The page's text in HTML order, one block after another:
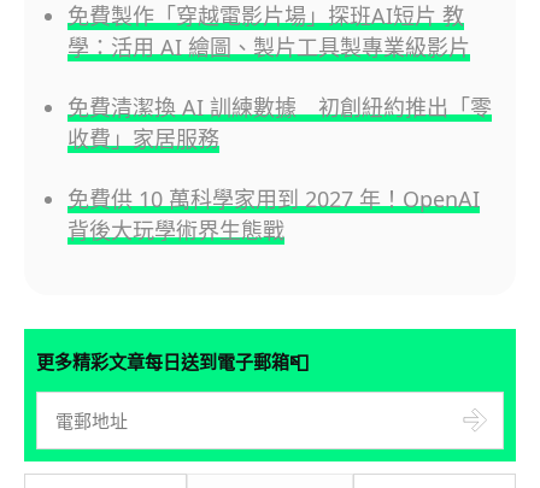
免費製作「穿越電影片場」探班AI短片 教
學：活用 AI 繪圖、製片工具製專業級影片
免費清潔換 AI 訓練數據 初創紐約推出「零
收費」家居服務
免費供 10 萬科學家用到 2027 年！OpenAI
背後大玩學術界生態戰
更多精彩文章每日送到電子郵箱📮